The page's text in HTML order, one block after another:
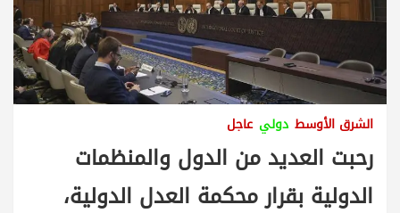
الشرق الأوسط دولي عاجل
رحبت العديد من الدول والمنظمات
الدولية بقرار محكمة العدل الدولية،